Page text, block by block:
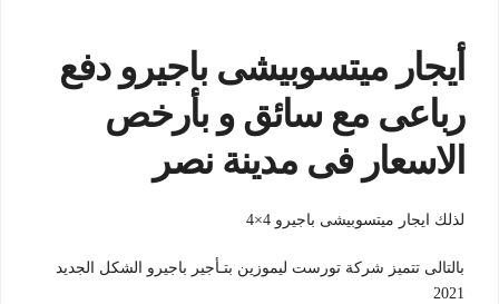
أيجار ميتسوبيشى باجيرو دفع
رباعى مع سائق و بأرخص
الاسعار فى مدينة نصر
لذلك ايجار ميتسوبيشى باجيرو 4×4
بالتالى تتميز شركة تورست ليموزين بتـأجير باجيرو الشكل الجديد
2021